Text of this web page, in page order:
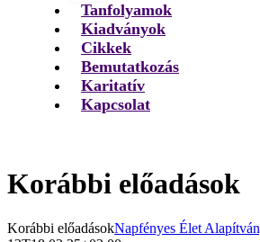
Tanfolyamok
Kiadványok
Cikkek
Bemutatkozás
Karitatív
Kapcsolat
Korábbi előadások
Korábbi előadásokNapfényes Élet